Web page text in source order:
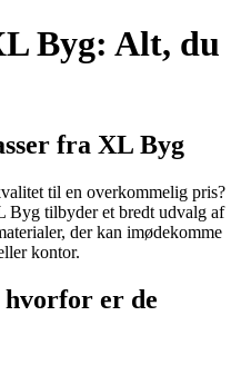
Byg: Alt, du
fra XL Byg
til en overkommelig pris?
Byg tilbyder et bredt udvalg af
der kan imødekomme
kontor.
er de